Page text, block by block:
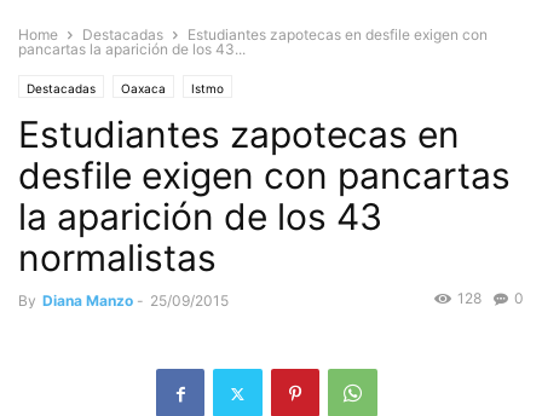
Home Destacadas
Estudiantes zapotecas en desfile exigen con
pancartas la aparición de los 43...
Destacadas Oaxaca Istmo
Estudiantes zapotecas en
desfile exigen con pancartas
la aparición de los 43
normalistas
By Diana Manzo - 25/09/2015 0
128